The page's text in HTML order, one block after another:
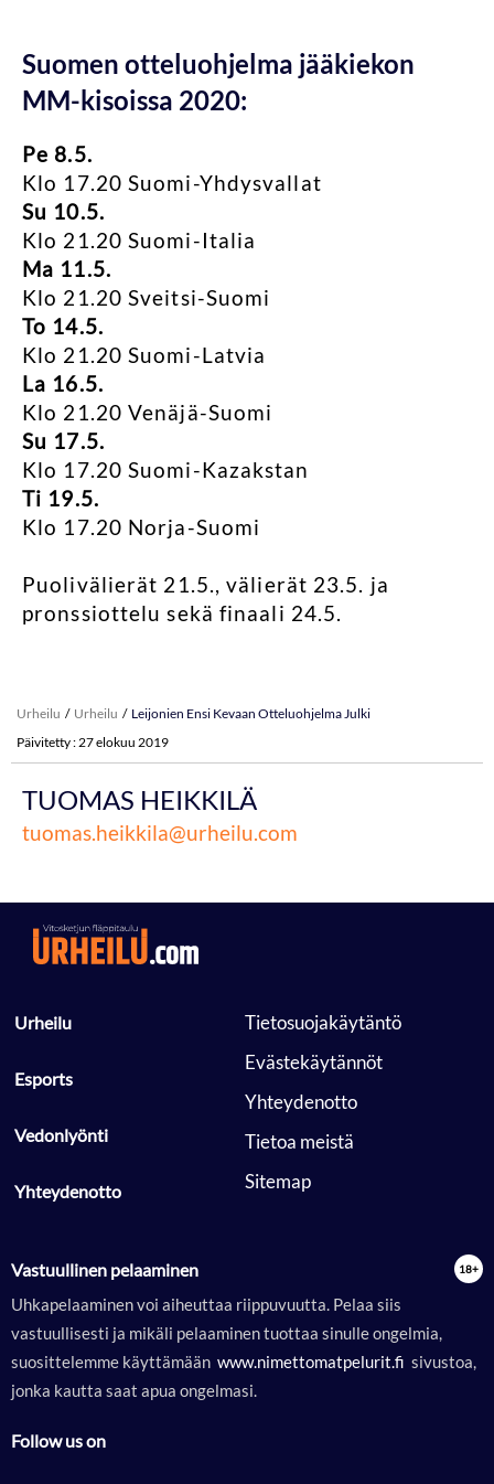
Suomen otteluohjelma jääkiekon
MM-kisoissa 2020:
Pe 8.5.
Klo 17.20 Suomi-Yhdysvallat
Su 10.5.
Klo 21.20 Suomi-Italia
Ma 11.5.
Klo 21.20 Sveitsi-Suomi
To 14.5.
Klo 21.20 Suomi-Latvia
La 16.5.
Klo 21.20 Venäjä-Suomi
Su 17.5.
Klo 17.20 Suomi-Kazakstan
Ti 19.5.
Klo 17.20 Norja-Suomi
Puolivälierät 21.5., välierät 23.5. ja
pronssiottelu sekä finaali 24.5.
Urheilu Urheilu
Leijonien Ensi Kevaan Otteluohjelma Julki
Päivitetty : 27 elokuu 2019
TUOMAS HEIKKILÄ
tuomas.heikkila@urheilu.com
Urheilu
Esports
Vedonlyönti
Yhteydenotto
Tietosuojakäytäntö
Evästekäytännöt
Yhteydenotto
Tietoa meistä
Sitemap
Vastuullinen pelaaminen
Uhkapelaaminen voi aiheuttaa riippuvuutta. Pelaa siis
vastuullisesti ja mikäli pelaaminen tuottaa sinulle ongelmia,
suosittelemme käyttämään www.nimettomatpelurit.fi sivustoa,
jonka kautta saat apua ongelmasi.
Follow us on